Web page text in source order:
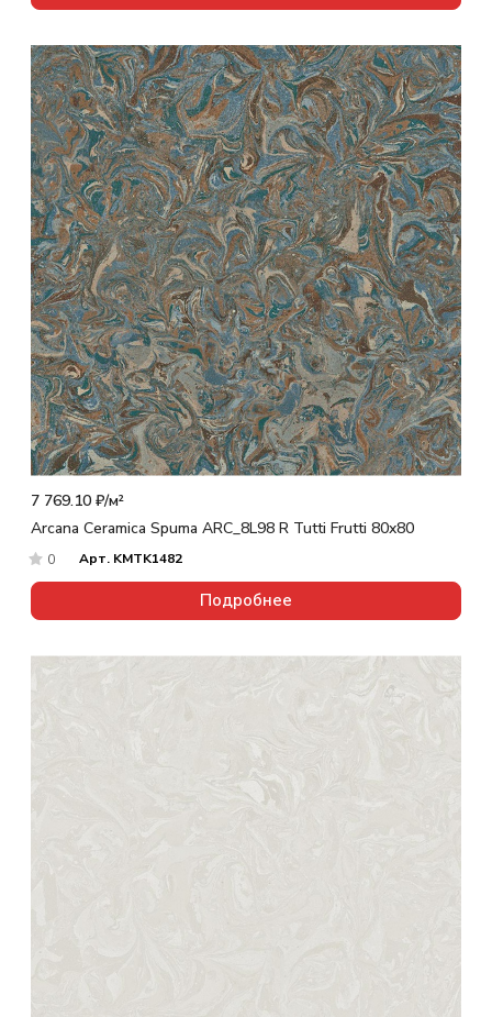
7 769.10 ₽/м²
Arcana Ceramica Spuma ARC_8L98 R Tutti Frutti 80x80
0 Арт. KMTK1482
Подробнее